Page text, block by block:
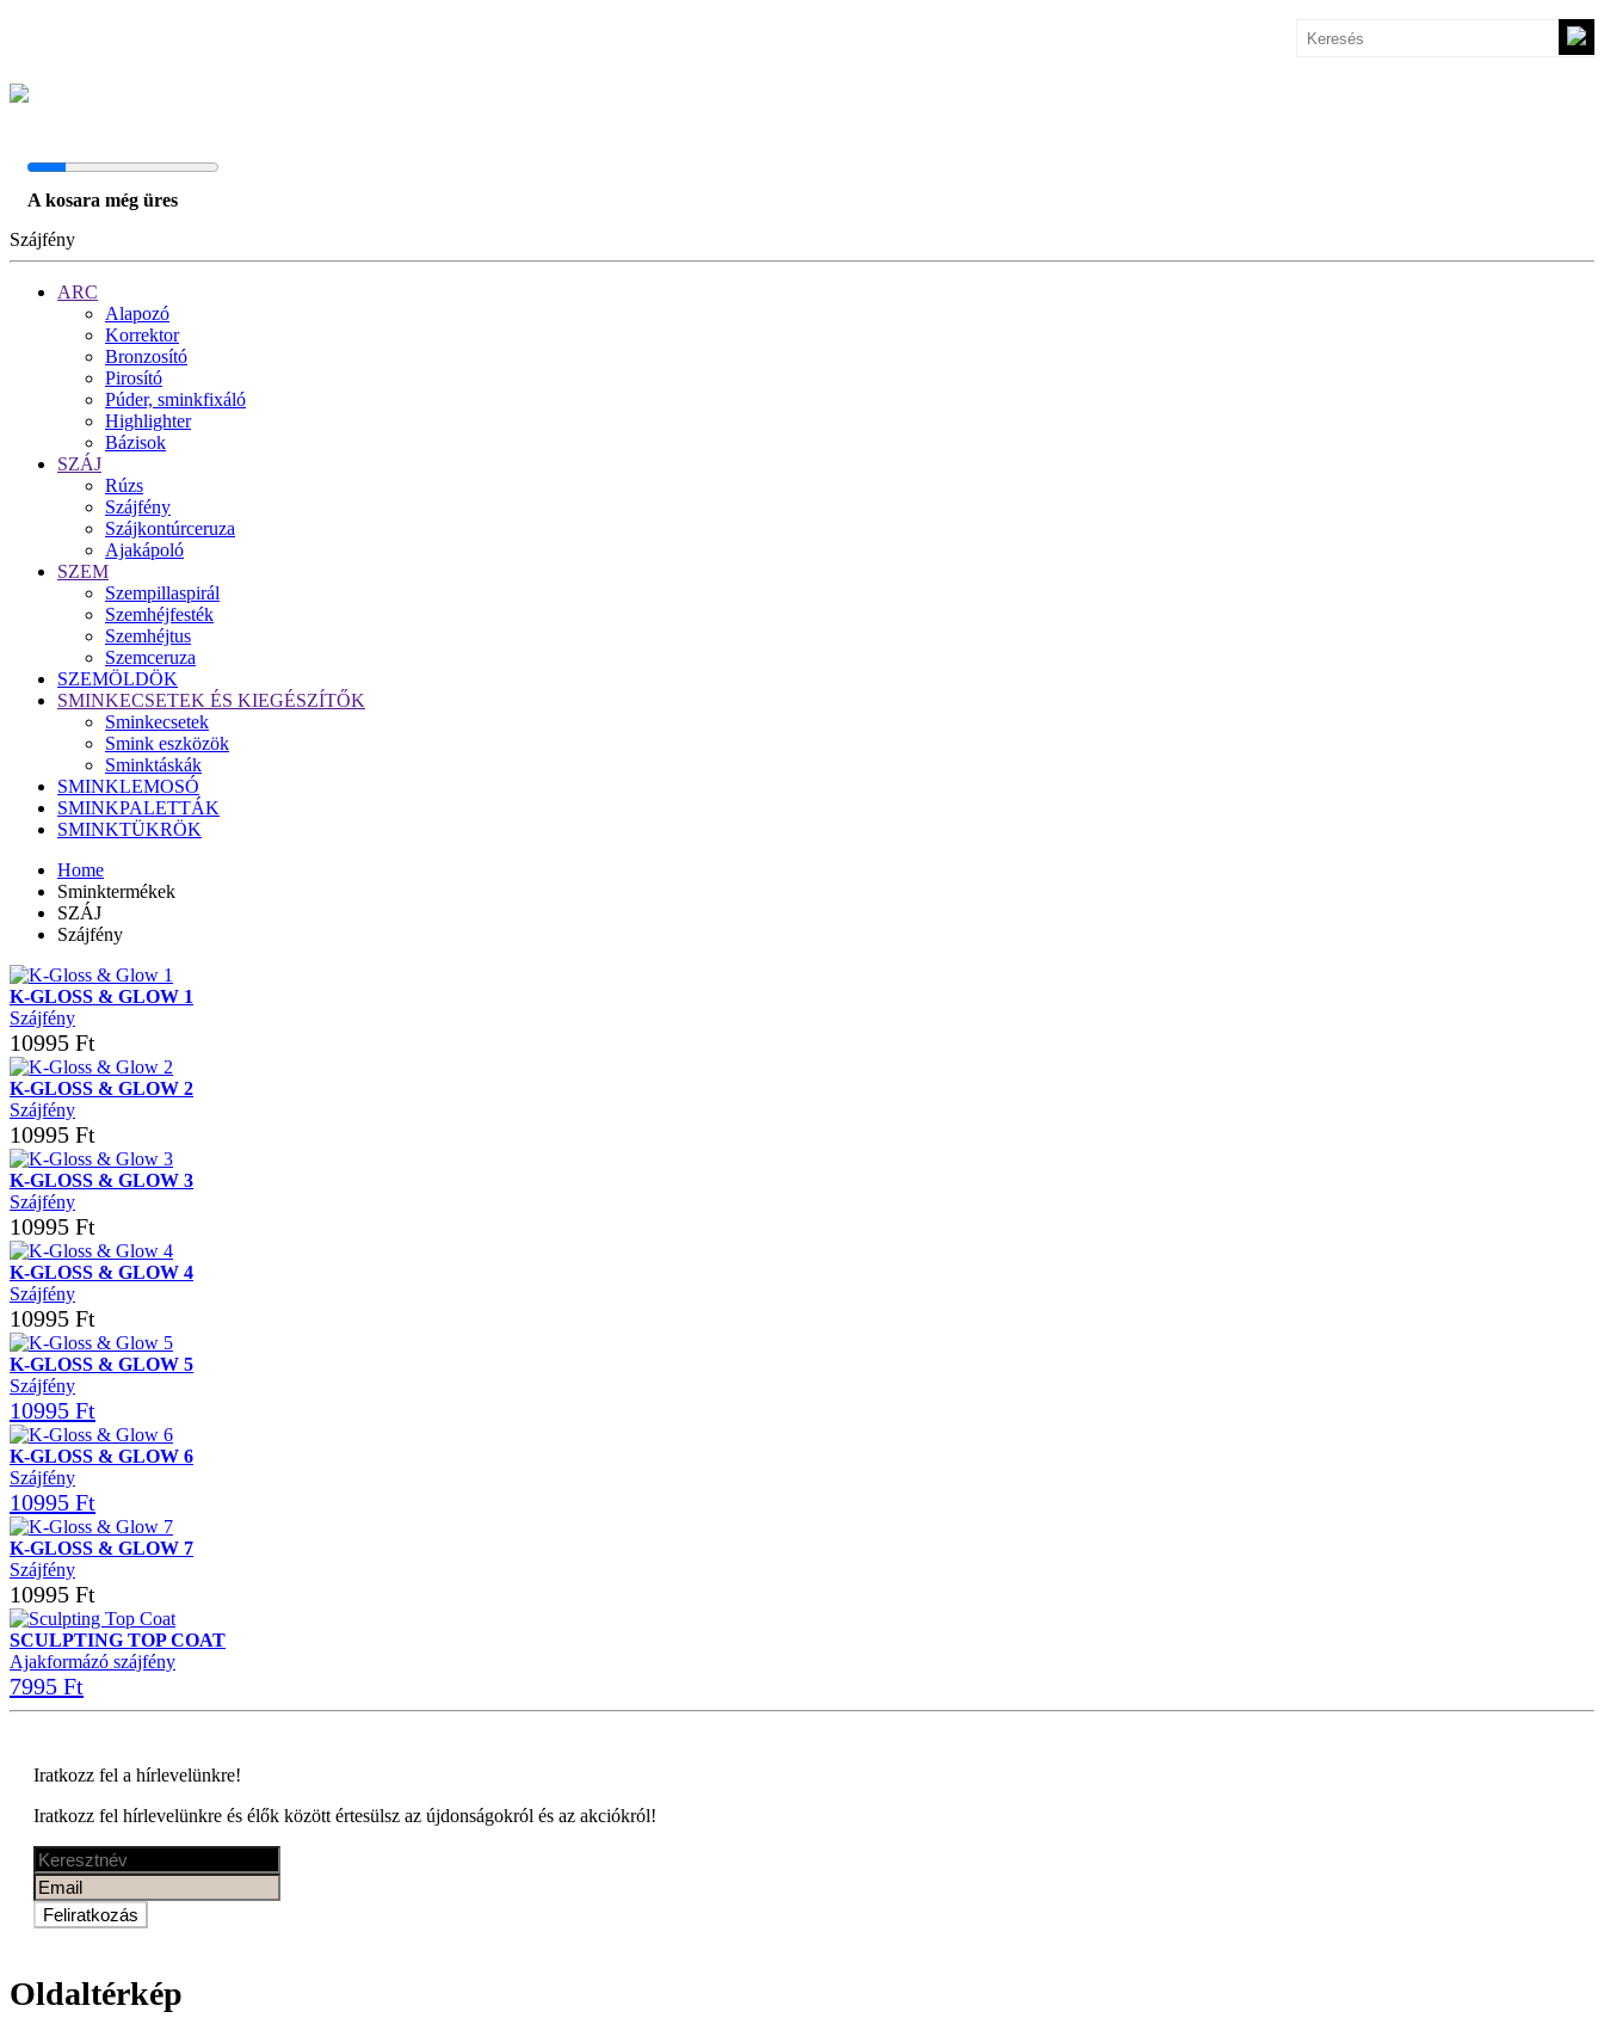
A kosara még üres
Szájfény
ARC
Alapozó
Korrektor
Bronzosító
Pirosító
Púder, sminkfixáló
Highlighter
Bázisok
SZÁJ
Rúzs
Szájfény
Szájkontúrceruza
Ajakápoló
SZEM
Szempillaspirál
Szemhéjfesték
Szemhéjtus
Szemceruza
SZEMÖLDÖK
SMINKECSETEK ÉS KIEGÉSZÍTŐK
Sminkecsetek
Smink eszközök
Sminktáskák
SMINKLEMOSÓ
SMINKPALETTÁK
SMINKTÜKRÖK
Home
Sminktermékek
SZÁJ
Szájfény
K-GLOSS & GLOW 1
Szájfény
10995 Ft
K-GLOSS & GLOW 2
Szájfény
10995 Ft
K-GLOSS & GLOW 3
Szájfény
10995 Ft
K-GLOSS & GLOW 4
Szájfény
10995 Ft
K-GLOSS & GLOW 5
Szájfény
10995 Ft
K-GLOSS & GLOW 6
Szájfény
10995 Ft
K-GLOSS & GLOW 7
Szájfény
10995 Ft
SCULPTING TOP COAT
Ajakformázó szájfény
7995 Ft
Iratkozz fel a hírlevelünkre!
Iratkozz fel hírlevelünkre és élők között értesülsz az újdonságokról és az akciókról!
Feliratkozás
Oldaltérkép